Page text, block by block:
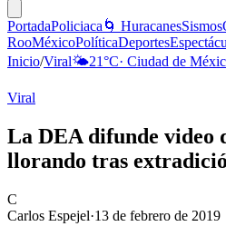
PortadaPoliciaca 🌀 HuracanesSismos
RooMéxicoPolíticaDeportes
Inicio/Viral🌤️21°C· Ciudad de
Viral
La DEA difunde video
llorando tras
C
Carlos Espejel·13 de febrero de 2019